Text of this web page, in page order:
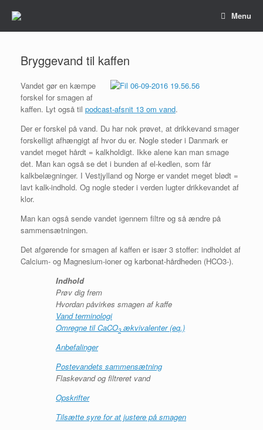
Menu
Bryggevand til kaffen
Vandet gør en kæmpe
forskel for smagen af
kaffen. Lyt også til podcast-afsnit 13 om vand.
Der er forskel på vand. Du har nok prøvet, at drikkevand smager
forskelligt afhængigt af hvor du er. Nogle steder i Danmark er
vandet meget hårdt = kalkholdigt. Ikke alene kan man smage
det. Man kan også se det i bunden af el-kedlen, som får
kalkbelægninger. I Vestjylland og Norge er vandet meget blødt =
lavt kalk-indhold. Og nogle steder i verden lugter drikkevandet af
klor.
Man kan også sende vandet igennem filtre og så ændre på
sammensætningen.
Det afgørende for smagen af kaffen er især 3 stoffer: indholdet af
Calcium- og Magnesium-ioner og karbonat-hårdheden (HCO3-).
Indhold
Prøv dig frem
Hvordan påvirkes smagen af kaffe
Vand terminologi
Omregne til CaCO3ækvivalenter (eq.)
Anbefalinger
Postevandets sammensætning
Flaskevand og filtreret vand
Opskrifter
Tilsætte syre for at justere på smagen